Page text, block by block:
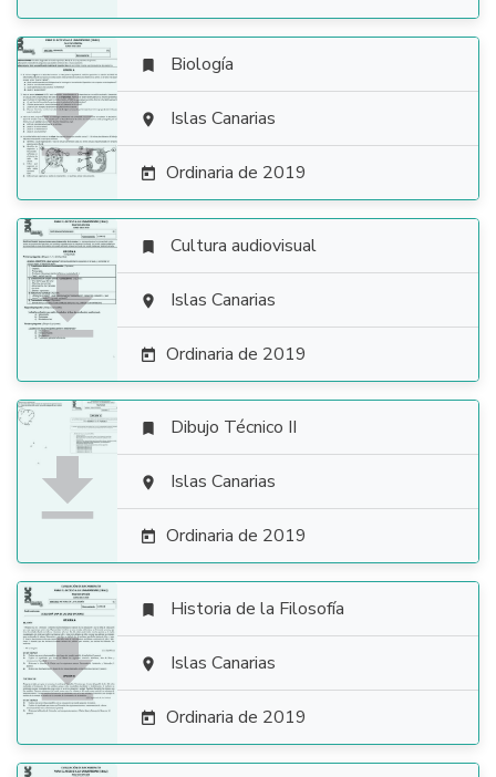

 Biología
 Islas Canarias
 Ordinaria de 2019

 Cultura audiovisual
 Islas Canarias
 Ordinaria de 2019

 Dibujo Técnico II
 Islas Canarias
 Ordinaria de 2019

 Historia de la Filosofía
 Islas Canarias
 Ordinaria de 2019